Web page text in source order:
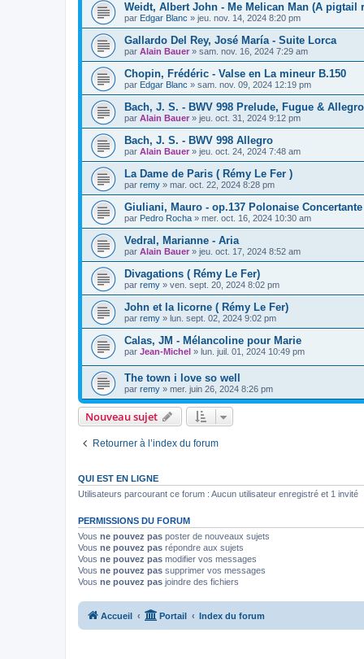
Weidt, Albert John - Me Melican Man (A pigtail
par Edgar Blanc » jeu. nov. 14, 2024 8:20 pm
Gallardo Del Rey, José María - Suite Lorca
par Alain Bauer » sam. nov. 16, 2024 7:29 am
Chopin, Frédéric - Valse en La mineur B.150
par Edgar Blanc » sam. nov. 09, 2024 12:19 pm
Bach, J. S. - BWV 998 Prelude, Fugue & Allegro
par Alain Bauer » jeu. oct. 31, 2024 9:12 pm
Bach, J. S. - BWV 998 Allegro
par Alain Bauer » jeu. oct. 24, 2024 7:48 am
La Dame de Paris ( Rémy Le Fer )
par remy » mar. oct. 22, 2024 8:28 pm
Giuliani, Mauro - op.137 Polonaise Concertante
par Pedro Rocha » mer. oct. 16, 2024 10:30 am
Vedral, Marianne - Aria
par Alain Bauer » jeu. oct. 17, 2024 8:52 am
Divagations ( Rémy Le Fer)
par remy » ven. sept. 20, 2024 8:02 pm
John et la licorne ( Rémy Le Fer)
par remy » lun. sept. 02, 2024 9:02 pm
Calas, JM - Mélancoline pour Marie
par Jean-Michel » lun. juil. 01, 2024 10:49 pm
The town i love so well
par remy » mer. juin 26, 2024 8:26 pm
Nouveau sujet
Retourner à l’index du forum
QUI EST EN LIGNE
Utilisateurs parcourant ce forum : Aucun utilisateur enregistré et 1 invité
PERMISSIONS DU FORUM
Vous ne pouvez pas poster de nouveaux sujets
Vous ne pouvez pas répondre aux sujets
Vous ne pouvez pas modifier vos messages
Vous ne pouvez pas supprimer vos messages
Vous ne pouvez pas joindre des fichiers
Accueil Portail Index du forum